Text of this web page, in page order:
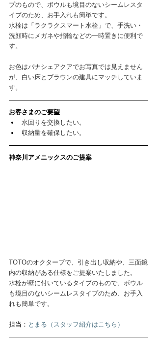
プのもので、ボウルも境目のないシームレスタ
イプのため、お手入れも簡単です。
水栓は「ラクラクスマート水栓」で、手洗い・
洗顔時にメガネや指輪などの一時置きに便利で
す。
お色はパナシェアクアでお写真では見えません
が、白い床とブラウンの建具にマッチしていま
す。
お客さまのご要望
水回りを交換したい。
収納量を確保したい。
神奈川アメニックスのご提案
TOTOのオクターブで、引き出し収納や、三面鏡
内の収納がある仕様をご提案いたしました。
水栓が壁に付いているタイプのもので、ボウル
も境目のないシームレスタイプのため、お手入
れも簡単です。
担当： とまる（スタッフ紹介はこちら）